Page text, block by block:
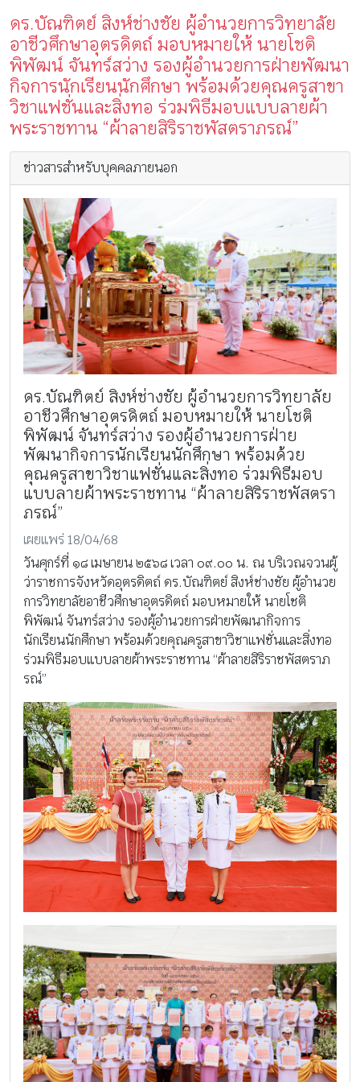
ดร.บัณฑิตย์ สิงห์ช่างชัย ผู้อำนวยการวิทยาลัย
อาชีวศึกษาอุตรดิตถ์ มอบหมายให้ นายโชติ
พิพัฒน์ จันทร์สว่าง รองผู้อำนวยการฝ่ายพัฒนา
กิจการนักเรียนนักศึกษา พร้อมด้วยคุณครูสาขา
วิชาแฟชั่นและสิ่งทอ ร่วมพิธีมอบแบบลายผ้า
พระราชทาน “ผ้าลายสิริราชพัสตราภรณ์”
ข่าวสารสำหรับบุคคลภายนอก
ดร.บัณฑิตย์ สิงห์ช่างชัย ผู้อำนวยการวิทยาลัย
อาชีวศึกษาอุตรดิตถ์ มอบหมายให้ นายโชติ
พิพัฒน์ จันทร์สว่าง รองผู้อำนวยการฝ่าย
พัฒนากิจการนักเรียนนักศึกษา พร้อมด้วย
คุณครูสาขาวิชาแฟชั่นและสิ่งทอ ร่วมพิธีมอบ
แบบลายผ้าพระราชทาน “ผ้าลายสิริราชพัสตรา
ภรณ์”
เผยแพร่ 18/04/68
วันศุกร์ที่ ๑๘ เมษายน ๒๕๖๘ เวลา ๐๙.๐๐ น. ณ บริเวณจวนผู้
ว่าราชการจังหวัดอุตรดิตถ์ ดร.บัณฑิตย์ สิงห์ช่างชัย ผู้อำนวย
การวิทยาลัยอาชีวศึกษาอุตรดิตถ์ มอบหมายให้ นายโชติ
พิพัฒน์ จันทร์สว่าง รองผู้อำนวยการฝ่ายพัฒนากิจการ
นักเรียนนักศึกษา พร้อมด้วยคุณครูสาขาวิชาแฟชั่นและสิ่งทอ
ร่วมพิธีมอบแบบลายผ้าพระราชทาน “ผ้าลายสิริราชพัสตราภ
รณ์”